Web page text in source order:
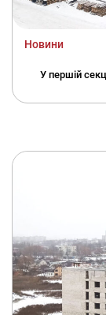
Новини
У першій